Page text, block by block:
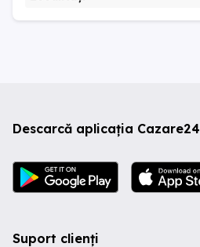
Descarcă aplicația Cazare24
Suport clienți